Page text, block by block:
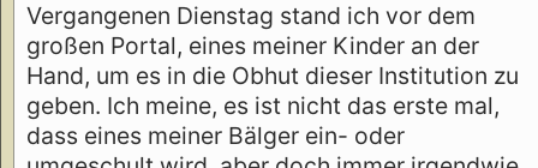
Vergangenen Dienstag stand ich vor dem
großen Portal, eines meiner Kinder an der
Hand, um es in die Obhut dieser Institution zu
geben. Ich meine, es ist nicht das erste mal,
dass eines meiner Bälger ein- oder